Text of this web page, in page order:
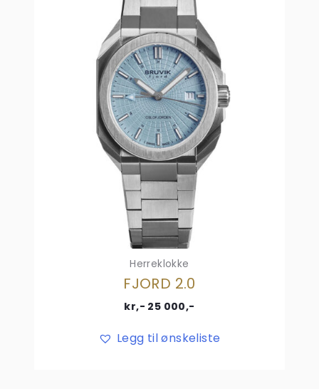
Herreklokke
FJORD 2.0
kr,- 25 000,-
Legg til ønskeliste